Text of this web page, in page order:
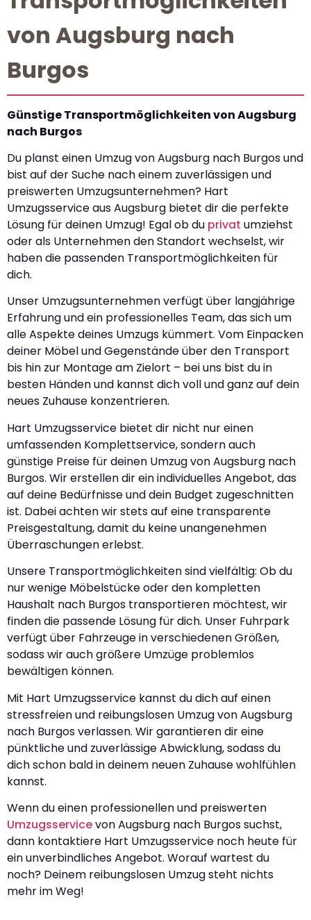
von Augsburg nach
Burgos
Günstige Transportmöglichkeiten von Augsburg
nach Burgos
Du planst einen Umzug von Augsburg nach Burgos und
bist auf der Suche nach einem zuverlässigen und
preiswerten Umzugsunternehmen? Hart
Umzugsservice aus Augsburg bietet dir die perfekte
Lösung für deinen Umzug! Egal ob du privat umziehst
oder als Unternehmen den Standort wechselst, wir
haben die passenden Transportmöglichkeiten für
dich.
Unser Umzugsunternehmen verfügt über langjährige
Erfahrung und ein professionelles Team, das sich um
alle Aspekte deines Umzugs kümmert. Vom Einpacken
deiner Möbel und Gegenstände über den Transport
bis hin zur Montage am Zielort – bei uns bist du in
besten Händen und kannst dich voll und ganz auf dein
neues Zuhause konzentrieren.
Hart Umzugsservice bietet dir nicht nur einen
umfassenden Komplettservice, sondern auch
günstige Preise für deinen Umzug von Augsburg nach
Burgos. Wir erstellen dir ein individuelles Angebot, das
auf deine Bedürfnisse und dein Budget zugeschnitten
ist. Dabei achten wir stets auf eine transparente
Preisgestaltung, damit du keine unangenehmen
Überraschungen erlebst.
Unsere Transportmöglichkeiten sind vielfältig: Ob du
nur wenige Möbelstücke oder den kompletten
Haushalt nach Burgos transportieren möchtest, wir
finden die passende Lösung für dich. Unser Fuhrpark
verfügt über Fahrzeuge in verschiedenen Größen,
sodass wir auch größere Umzüge problemlos
bewältigen können.
Mit Hart Umzugsservice kannst du dich auf einen
stressfreien und reibungslosen Umzug von Augsburg
nach Burgos verlassen. Wir garantieren dir eine
pünktliche und zuverlässige Abwicklung, sodass du
dich schon bald in deinem neuen Zuhause wohlfühlen
kannst.
Wenn du einen professionellen und preiswerten
Umzugsservicevon Augsburg nach Burgos suchst,
dann kontaktiere Hart Umzugsservice noch heute für
ein unverbindliches Angebot. Worauf wartest du
noch? Deinem reibungslosen Umzug steht nichts
mehr im Weg!